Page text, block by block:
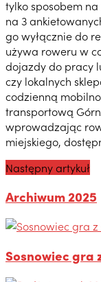
tylko sposobem
na 3
go wyłącznie do
używa roweru w
dojazdy do pracy
czy lokalnych
codzienną
transportową
wprowadzając
miejskiego,
Następny artykuł
Archiwum 2025
Sosnowiec gra